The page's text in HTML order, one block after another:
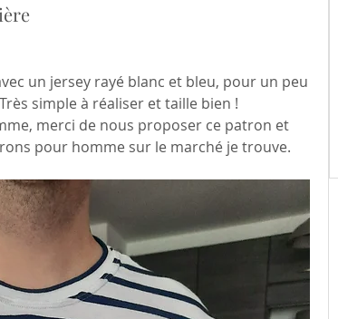
un jersey rayé blanc et bleu, pour un peu
simple à réaliser et taille bien !
merci de nous proposer ce patron et
pour homme sur le marché je trouve.